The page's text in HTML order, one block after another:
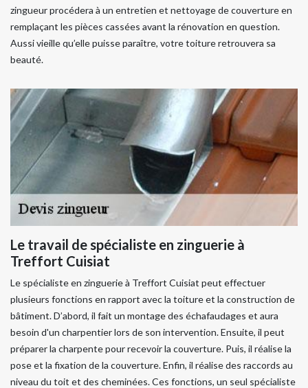
zingueur procédera à un entretien et nettoyage de couverture en
remplaçant les pièces cassées avant la rénovation en question.
Aussi vieille qu’elle puisse paraître, votre toiture retrouvera sa
beauté.
Le travail de spécialiste en zinguerie à
Treffort Cuisiat
Le spécialiste en zinguerie à Treffort Cuisiat peut effectuer
plusieurs fonctions en rapport avec la toiture et la construction de
bâtiment. D’abord, il fait un montage des échafaudages et aura
besoin d'un charpentier lors de son intervention. Ensuite, il peut
préparer la charpente pour recevoir la couverture. Puis, il réalise la
pose et la fixation de la couverture. Enfin, il réalise des raccords au
niveau du toit et des cheminées. Ces fonctions, un seul spécialiste